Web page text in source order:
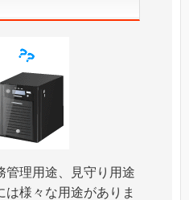
管理用途、見守り用途
は様々な用途がありま